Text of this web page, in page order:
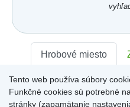
Budmerice
Bukovec okr. Košice
Buzica
Bystrany
Bystrička
Hrobové miesto
Sektor:- Rad:-
Tento web používa súbory
Funkčné cookies sú potrebné
stránky (zapamätanie